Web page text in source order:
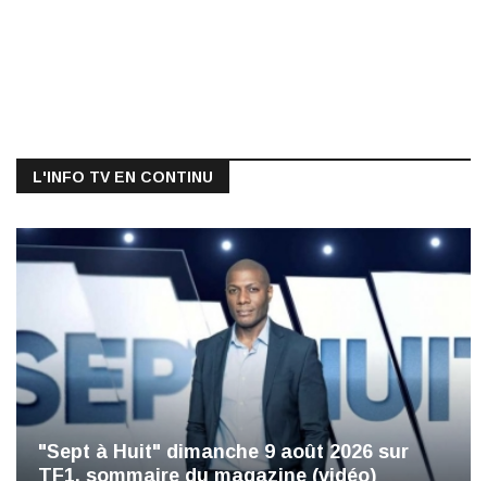
L'INFO TV EN CONTINU
"Sept à Huit" dimanche 9 août 2026 sur
TF1, sommaire du magazine (vidéo)